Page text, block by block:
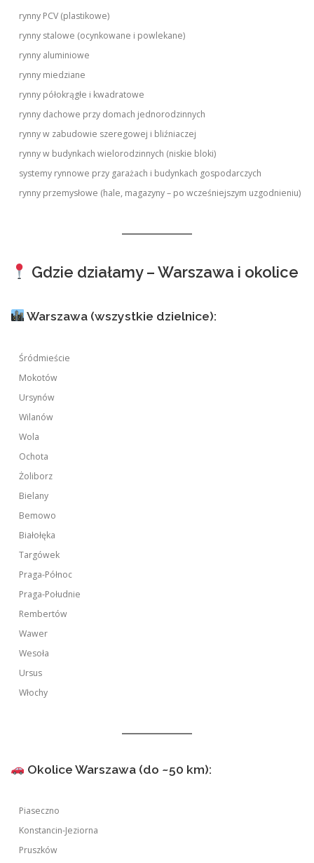
rynny PCV (plastikowe)
rynny stalowe (ocynkowane i powlekane)
rynny aluminiowe
rynny miedziane
rynny półokrągłe i kwadratowe
rynny dachowe przy domach jednorodzinnych
rynny w zabudowie szeregowej i bliźniaczej
rynny w budynkach wielorodzinnych (niskie bloki)
systemy rynnowe przy garażach i budynkach gospodarczych
rynny przemysłowe (hale, magazyny – po wcześniejszym uzgodnieniu)
Gdzie działamy – Warszawa i okolice
Warszawa (wszystkie dzielnice):
Śródmieście
Mokotów
Ursynów
Wilanów
Wola
Ochota
Żoliborz
Bielany
Bemowo
Białołęka
Targówek
Praga-Północ
Praga-Południe
Rembertów
Wawer
Wesoła
Ursus
Włochy
Okolice Warszawa (do ~50 km):
Piaseczno
Konstancin-Jeziorna
Pruszków